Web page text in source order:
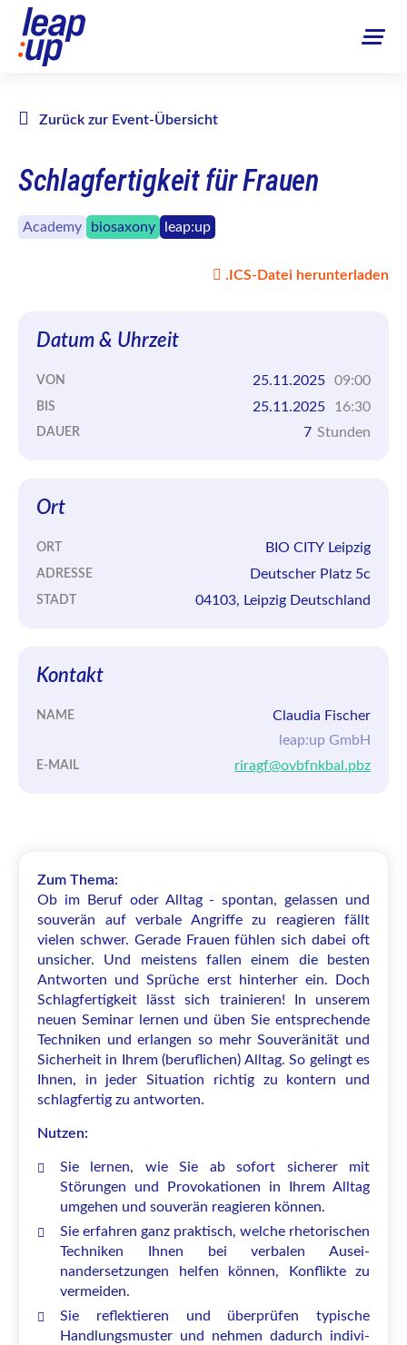
Zurück zur Event-Übersicht
Schlagfertigkeit für Frauen
Academy biosaxony leap:up
.ICS-Datei herunterladen
Datum & Uhrzeit
VON 25.11.2025 09:00
BIS 25.11.2025 16:30
DAUER 7 Stunden
Ort
ORT BIO CITY Leipzig
ADRESSE Deutscher Platz 5c
STADT 04103, Leipzig Deutschland
Kontakt
NAME
Claudia Fischer
leap:up GmbH
E-MAIL riragf@ovbfnkbal.pbz
Zum Thema:
Ob im Beruf oder Alltag - spontan, gelassen und
souverän auf verbale Angriffe zu reagieren fällt
vielen schwer. Gerade Frauen fühlen sich dabei oft
unsicher. Und meistens fallen einem die besten
Antworten und Sprüche erst hinterher ein. Doch
Schlagfertigkeit lässt sich trainieren! In unserem
neuen Seminar lernen und üben Sie entsprechende
Techniken und erlangen so mehr Souveränität und
Sicherheit in Ihrem (beruflichen) Alltag. So gelingt es
Ihnen, in jeder Situation richtig zu kontern und
schlagfertig zu antworten.
Nutzen:
Sie lernen, wie Sie ab sofort sicherer mit
Störungen und Provokationen in Ihrem Alltag
umgehen und souverän reagieren können.
Sie erfahren ganz praktisch, welche rhetorischen
Techniken Ihnen bei verbalen Ausei­
nandersetzungen helfen können, Konflikte zu
vermeiden.
Sie reflektieren und überprüfen typische
Handlungsmuster und nehmen dadurch indivi­